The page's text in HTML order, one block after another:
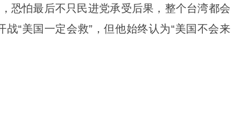
恐怕最后不只民进党承受后果，整个台湾都会
“美国一定会救”，但他始终认为“美国不会来